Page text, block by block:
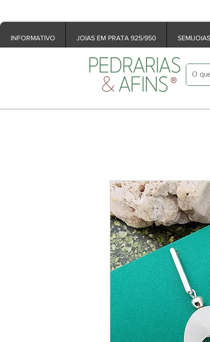
INFORMATIVO JOIAS EM PRATA 925/950